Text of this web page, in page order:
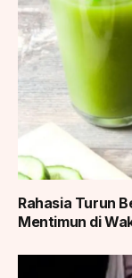
Rahasia Turun
Mentimun di